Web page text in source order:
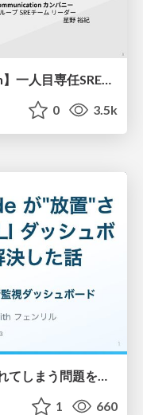
【SRE NEXT 2026 Lunch Session】一人目専任SREの立ち上げを加速する ― AIと進めたオンボーディングで2分を0.04秒にした話
0 3.5k
複数の Claude Code が"放置"されてしまう問題をCLI ダッシュボードを自作して解決した話
1 660